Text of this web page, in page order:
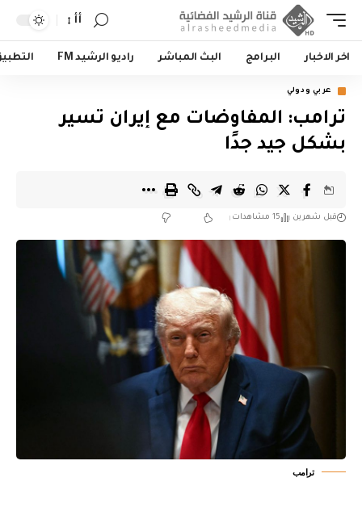
أأ
اخر الاخبار البرامج البث المباشر راديو الرشيد FM
عربي ودولي
‏ترامب: المفاوضات مع إيران تسير
بشكل جيد جدًا
قبل شهرين 15 مشاهدات
ترامب